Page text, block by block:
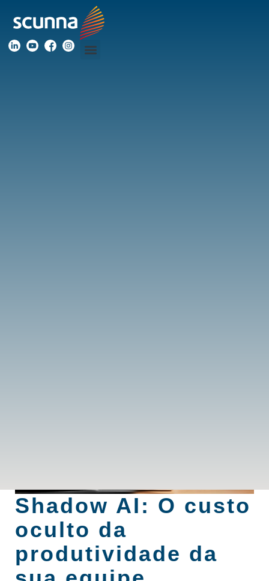
Shadow AI: O custo
oculto da
produtividade da